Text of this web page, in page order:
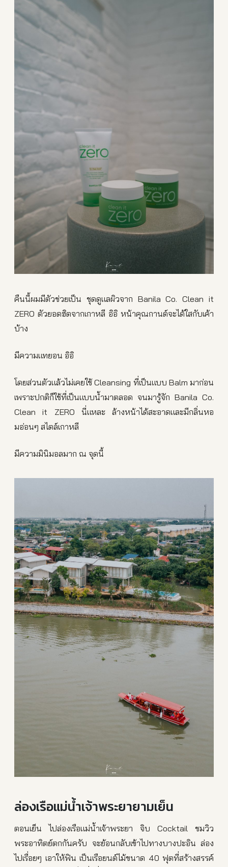
คืนนี้ผมมีตัวช่วยเป็น ชุดดูแลผิวจาก Banila Co. Clean it
ZERO ตัวยอดฮิตจากเกาหลี อิอิ หน้าคุณกานต์จะได้ใสกับเค้า
บ้าง
มีความแทยอน อิอิ
โดยส่วนตัวแล้วไม่เคยใช้ Cleansing ที่เป็นแบบ Balm มาก่อน
เพราะปกติก็ใช้ที่เป็นแบบน้ำมาตลอด จนมารู้จัก Banila Co.
Clean it ZERO นี่แหละ ล้างหน้าได้สะอาดและมีกลิ่นหอ
มอ่อนๆ สไตล์เกาหลี
มีความมินิมอลมาก ณ จุดนี้
ล่องเรือแม่น้ำเจ้าพระยายามเย็น
ตอนเย็น ไปล่องเรือแม่น้ำเจ้าพระยา จิบ Cocktail ชมวิว
พระอาทิตย์ตกกันครับ จะย้อนกลับเข้าไปทางบางปะอิน ล่อง
ไปเรื่อยๆ เอาให้ฟิน เป็นเรือยนต์ไม้ขนาด 40 ฟุตที่สร้างสรรค์